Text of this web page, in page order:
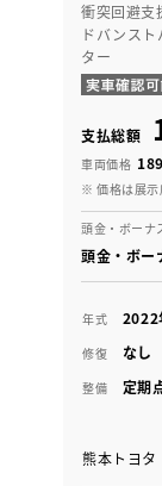
衝突回避支
ドバンス
ター
支払総額
車両価格
※ 価格は展示
頭金・ボー
頭金・ボ
年式 2022
修復 なし
整備 定期
熊本トヨ